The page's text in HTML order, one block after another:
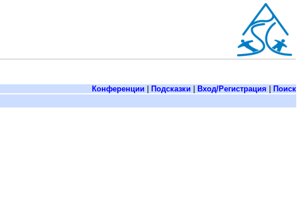
Конференции Подсказки Вход/Регистрация Поиск